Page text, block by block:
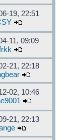
19, 22:51
11, 09:09
21, 22:18
02, 10:46
21, 22:13